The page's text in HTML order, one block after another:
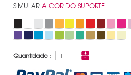
SIMULAR A COR DO SUPORTE
Quantidade :